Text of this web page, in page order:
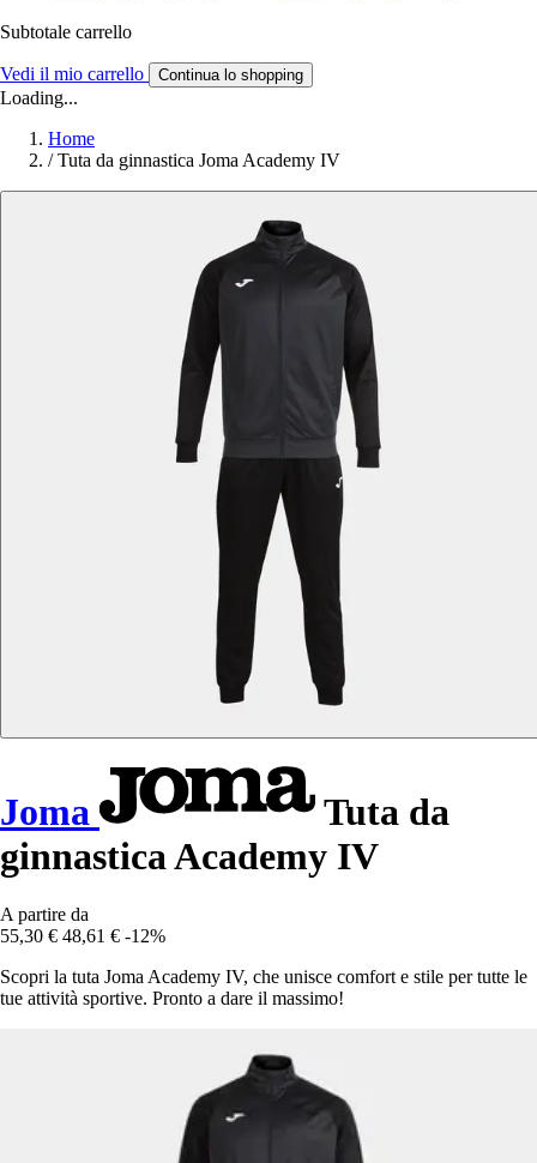
Subtotale carrello
Vedi il mio carrello Continua lo shopping
Loading...
Home
/ Tuta da ginnastica Joma Academy IV
Joma
Tuta da
ginnastica Academy IV
A partire da
55,30 € 48,61 € -12%
Scopri la tuta Joma Academy IV, che unisce comfort e stile per tutte le
tue attività sportive. Pronto a dare il massimo!